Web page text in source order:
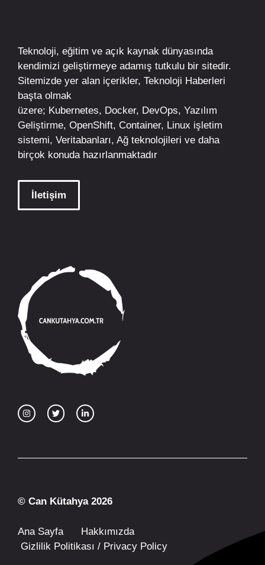
Teknoloji, eğitim ve açık kaynak dünyasında
kendimizi geliştirmeye adamış tutkulu bir sitedir.
Sitemizde yer alan içerikler, Teknoloji Haberleri
başta olmak
üzere; Kubernetes, Docker, DevOps, Yazılım
Geliştirme, OpenShift, Container, Linux işletim
sistemi, Veritabanları, Ağ teknolojileri ve daha
birçok konuda hazırlanmaktadır
İletişim
© Can Kütahya 2026
Ana Sayfa
Hakkımızda
Gizlilik Politikası / Privacy Policy